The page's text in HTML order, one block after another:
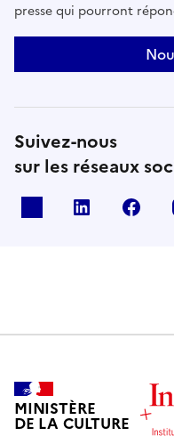
presse qui pourront
Suivez-nous
sur les réseaux
Linkedin
MINISTÈRE
DE LA CULTURE